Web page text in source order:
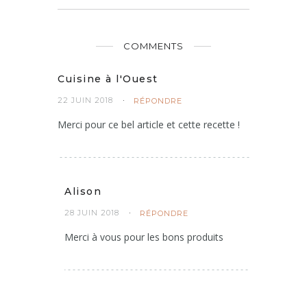
COMMENTS
Cuisine à l'Ouest
22 JUIN 2018 RÉPONDRE
Merci pour ce bel article et cette recette !
Alison
28 JUIN 2018 RÉPONDRE
Merci à vous pour les bons produits